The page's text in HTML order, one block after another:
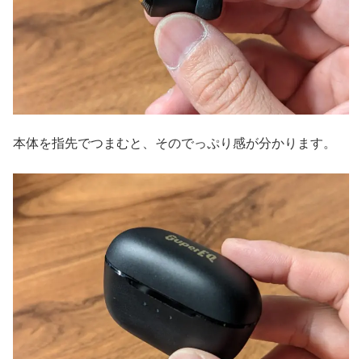
本体を指先でつまむと、そのでっぷり感が分かります。